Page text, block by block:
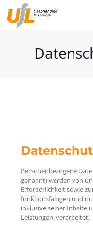
Personenbezogene
genannt) werden von
Erforderlichkeit sowie
funktionsfähigen und
inklusive seiner Inhalte
Leistungen, verarbeitet.